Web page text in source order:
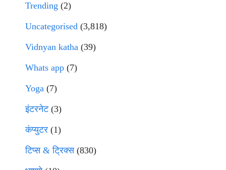
Trending (2)
Uncategorised (3,818)
Vidnyan katha (39)
Whats app (7)
Yoga (7)
इंटरनेट(3)
कंप्युटर (1)
टिप्स & ट्रिक्स(830)